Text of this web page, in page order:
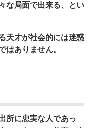
な局面で出来る、とい
天才が社会的には迷惑
はありません。
所に忠実な人であっ